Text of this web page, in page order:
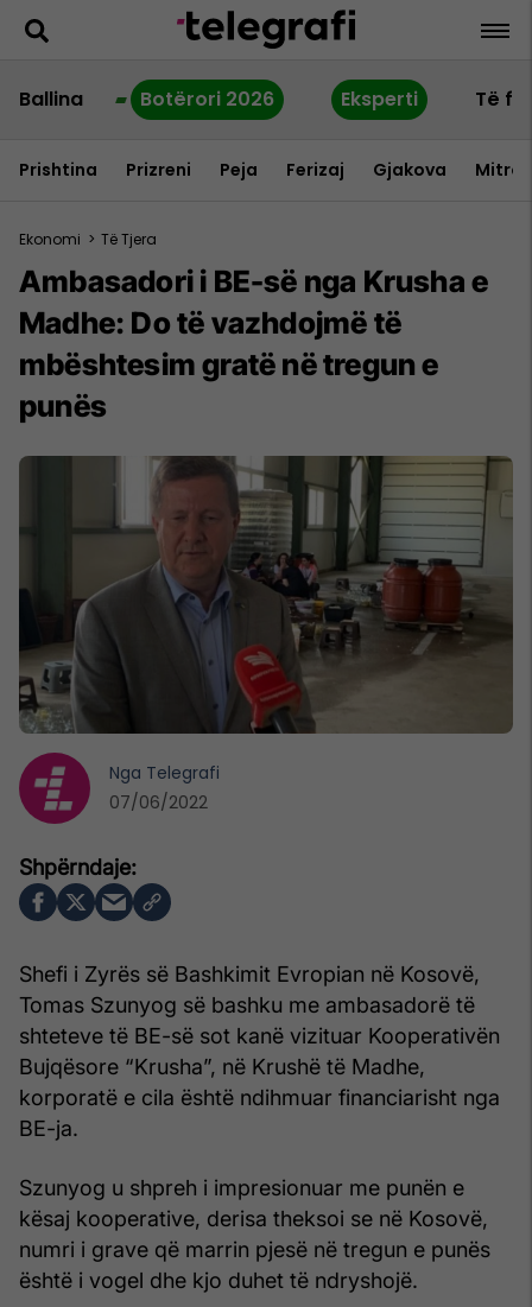
Ballina Botërori 2026 Eksperti Të
Prishtina Prizreni Peja Ferizaj Gjakova
Ekonomi > Të Tjera
Ambasadori i BE-së nga Krusha e
Madhe: Do të vazhdojmë të
mbështesim gratë në tregun e
punës
Shefi i Zyrës së Bashkimit Evropian në Kosovë,
Tomas Szunyog së bashku me ambasadorë të
shteteve të BE-së sot kanë vizituar Kooperativën
Bujqësore “Krusha”, në Krushë të Madhe,
korporatë e cila është ndihmuar financiarisht nga
BE-ja.
Szunyog u shpreh i impresionuar me punën e
kësaj kooperative, derisa theksoi se në Kosovë,
numri i grave që marrin pjesë në tregun e punës
është i vogel dhe kjo duhet të ndryshojë.
Nga Telegrafi
07/06/2022